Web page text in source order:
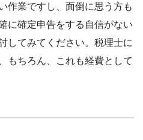
作業ですし、面倒に思う方も
に確定申告をする自信がない
してみてください。税理士に
もちろん、これも経費として